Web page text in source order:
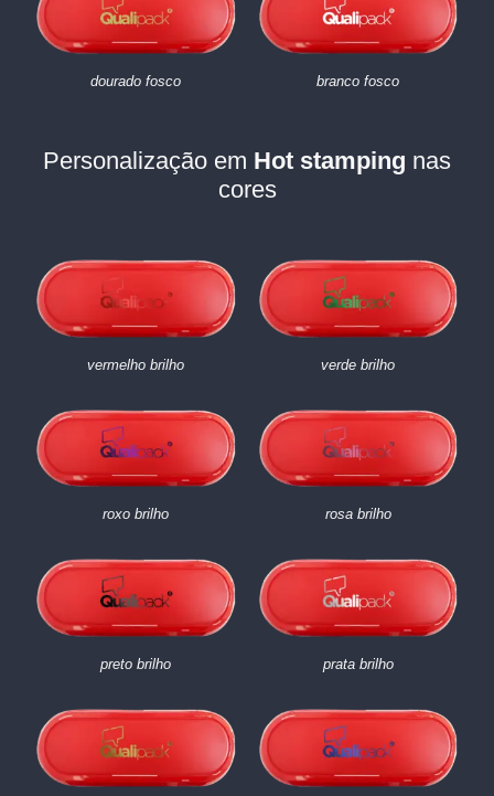
dourado fosco branco fosco
Personalização em Hot stamping nas
cores
vermelho brilho verde brilho
roxo brilho rosa brilho
preto brilho prata brilho